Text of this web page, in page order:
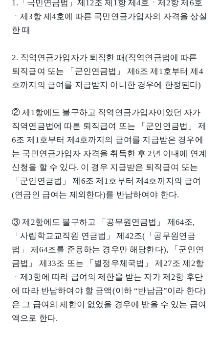
1.「국민연금법」제12조 제1항 제4호ㆍ제2항 제6호
ㆍ제3항 제4호에 따른 국민연금가입자의 자격을 상실
한 때
2. 직역연금가입자가 퇴직한 때(직역연금법에 따른
퇴직급여 또는 「군인연금법」 제6조 제1호부터 제4
호까지의 급여를 지급받지 아니한 경우에 한정된다)
② 제1항에도 불구하고 직역연금가입자이었던 자가
직역연금법에 따른 퇴직급여 또는 「군인연금법」 제
6조 제1호부터 제4호까지의 급여를 지급받은 경우에
는 국민연금가입자 자격을 취득한 후 2년 이내에 연계
신청을 할 수 있다. 이 경우 지급받은 퇴직급여 또는
「군인연금법」 제6조 제1호부터 제4호까지의 급여
(연금인 급여는 제외한다)를 반납하여야 한다.
③ 제2항에도 불구하고 「공무원연금법」 제64조,
「사립학교교직원 연금법」 제42조(「공무원연금
법」 제64조를 준용하는 경우만 해당한다), 「군인연
금법」 제33조 또는 「별정우체국법」 제27조 제2항
ㆍ제3항에 따라 급여의 제한을 받는 자가 제2항 후단
에 따라 반납하여야 할 금액(이하 “반납금”이라 한다)
은 그 급여의 제한이 없었을 경우에 받을 수 있는 급여
액으로 한다.